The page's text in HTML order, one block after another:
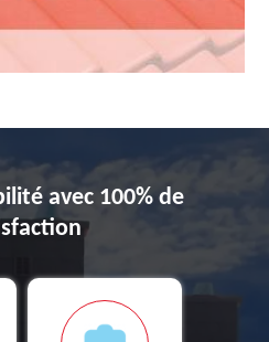
avec 100% de